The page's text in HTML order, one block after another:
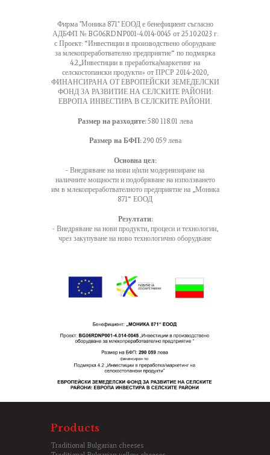
Фирма "Моника 871" ЕООД е бенефициент съгласно
АДБФП № BG06RDNP001-4.014-0045 от 25.10.2023 г.
с Проект: “Инвестиции в производствено оборудване
за млекопреработвателно предприятие“ по подмярка
4.2„Инвестиции в преработка/маркетинг на
селскостопански продукти» от ПРСР 2014-2020,
ФИНАНСИРАНА ОТ ЕВРОПЕЙСКИ ЗЕМЕДЕЛСКИ
ФОНД ЗА РАЗВИТИЕ НА СЕЛСКИТЕ РАЙОНИ:
ЕВРОПА ИНВЕСТИРА В СЕЛСКИТЕ РАЙОНИ.
Размер на разходите:580 118.01 лева
Размер на БФП:290 059 лева
Основна цел:
- Внедряване на нови и/или модернизиране на
наличните мощности и подобряване на използването
им в млекопреработвателното предприятие на „Моника
871“ ЕООД
Резултати:
- Внедряване на нови продукти, процеси и технологии,
чрез закупуване на ново технологично оборудване
Products
Traditional Bulgarian cheeses